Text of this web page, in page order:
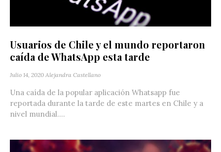
Usuarios de Chile y el mundo reportaron
caída de WhatsApp esta tarde
Julio 14, 2020 Alejandra Castellano
Una caída de la popular aplicación Whatsapp fue
reportada durante la tarde de este martes en Chile y a
nivel mundial....